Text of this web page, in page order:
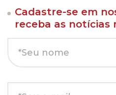
Cadastre-se em
receba as notícias